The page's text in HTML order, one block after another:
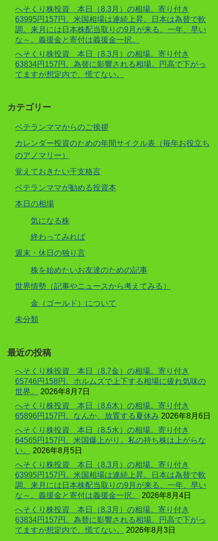
へそくり株投資 本日（8.3月）の相場。寄り付き
63995円157円。米国相場は連続上昇。日本は為替で軟
調。来月には日本株配当取りの9月が来る。一年、早い
な～。義援金と寄付は義援金一択。
へそくり株投資 本日（8.3月）の相場。寄り付き
63834円157円。為替に影響される相場。円高で下がっ
てますが想定内で、慌てない。
カテゴリー
ベテランママからのご挨拶
カレンダー投資のための年間サイクル表（毎年お役立ち
のアノマリー）
覚えておきたい干支格言
ベテランママが勧める投資本
本日の相場
気になる株
終わってみれば
週末・休日の独り言
株を始めたいお友達のための記事
世界情勢（記事やニュースから考えてみる）
金（ゴールド）について
未分類
最近の投稿
へそくり株投資 本日（8.7金）の相場。寄り付き
65746円158円。ホルムズで上下する相場に疲れ気味の
世界。
2026年8月7日
へそくり株投資 本日（8.6木）の相場。寄り付き
65896円157円。なんか、放置する夏休み 2026年8月6日
へそくり株投資 本日（8.5水）の相場。寄り付き
64565円157円。米国爆上がり。私の持ち株は上がらな
い。
2026年8月5日
へそくり株投資 本日（8.3月）の相場。寄り付き
63995円157円。米国相場は連続上昇。日本は為替で軟
調。来月には日本株配当取りの9月が来る。一年、早い
な～。義援金と寄付は義援金一択。
2026年8月4日
へそくり株投資 本日（8.3月）の相場。寄り付き
63834円157円。為替に影響される相場。円高で下がっ
てますが想定内で、慌てない。
2026年8月3日